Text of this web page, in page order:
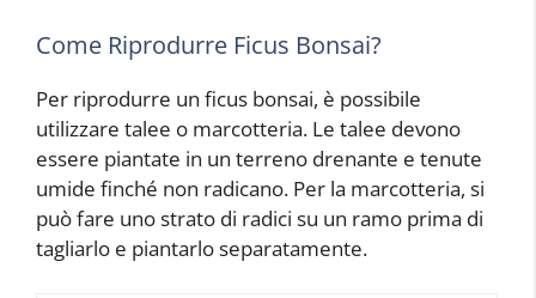
Come Riprodurre Ficus Bonsai?
Per riprodurre un ficus bonsai, è possibile
utilizzare talee o marcotteria. Le talee devono
essere piantate in un terreno drenante e tenute
umide finché non radicano. Per la marcotteria, si
può fare uno strato di radici su un ramo prima di
tagliarlo e piantarlo separatamente.